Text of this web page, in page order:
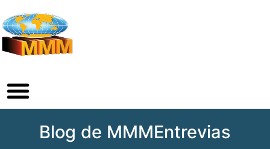
Blog de MMMEntrevias